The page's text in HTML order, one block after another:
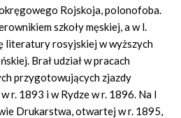
Rojskoja, polonofoba.
szkoły męskiej, a w l.
literatury rosyjskiej w wyższych
Brał udział w pracach
przygotowujących zjazdy
r. 1893 i w Rydze w r. 1896. Na I
Drukarstwa, otwartej w r. 1895,